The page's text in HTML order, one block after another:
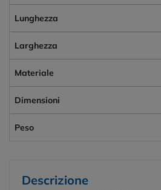
Lunghezza
Larghezza
Materiale
Dimensioni
Peso
Descrizione